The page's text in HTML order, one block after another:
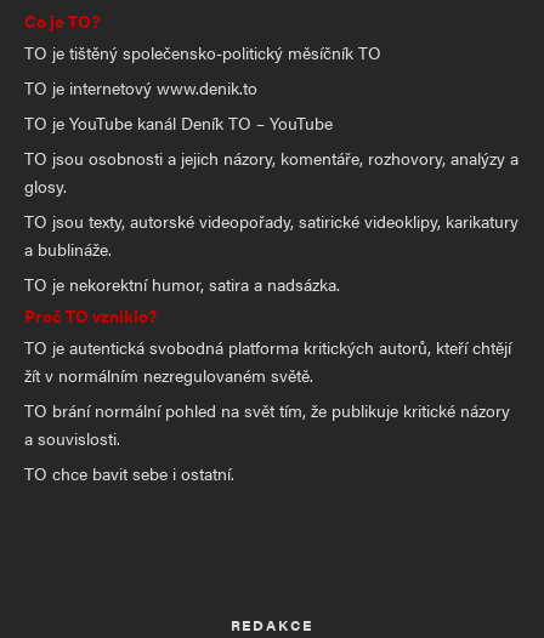
Co je TO?
TO je tištěný společensko-politický měsíčník TO
TO je internetový www.denik.to
TO je YouTube kanál Deník TO – YouTube
TO jsou osobnosti a jejich názory, komentáře, rozhovory, analýzy a
glosy.
TO jsou texty, autorské videopořady, satirické videoklipy, karikatury
a bublináže.
TO je nekorektní humor, satira a nadsázka.
Proč TO vzniklo?
TO je autentická svobodná platforma kritických autorů, kteří chtějí
žít v normálním nezregulovaném světě.
TO brání normální pohled na svět tím, že publikuje kritické názory
a souvislosti.
TO chce bavit sebe i ostatní.
REDAKCE